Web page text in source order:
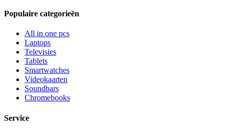
Populaire categorieën
All in one pcs
Laptops
Televisies
Tablets
Smartwatches
Videokaarten
Soundbars
Chromebooks
Service